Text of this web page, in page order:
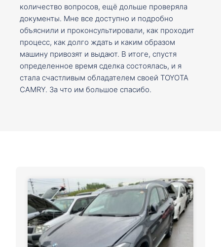
количество вопросов, ещё дольше проверяла
документы. Мне все доступно и подробно
объяснили и проконсультировали, как проходит
процесс, как долго ждать и каким образом
машину привозят и выдают. В итоге, спустя
определенное время сделка состоялась, и я
стала счастливым обладателем своей TOYOTA
CAMRY. За что им большое спасибо.